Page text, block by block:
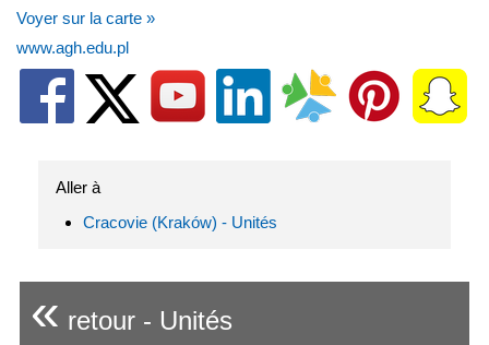
Voyer sur la carte »
www.agh.edu.pl
Aller à
Cracovie (Kraków) - Unités
« retour - Unités